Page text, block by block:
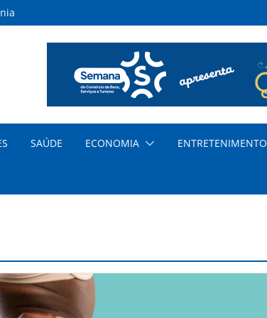
SAÚDE ECONOMIA ENTRETENIMENTO